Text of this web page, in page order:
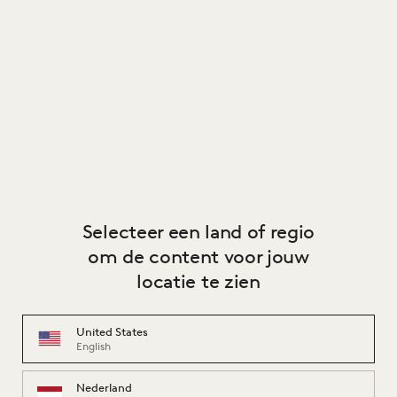
Selecteer een land of regio
om de content voor jouw
locatie te zien
United States
English
Nederland